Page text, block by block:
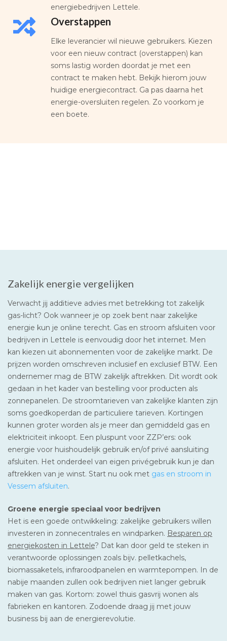
energiebedrijven Lettele.
Overstappen
Elke leverancier wil nieuwe gebruikers. Kiezen
voor een nieuw contract (overstappen) kan
soms lastig worden doordat je met een
contract te maken hebt. Bekijk hierom jouw
huidige energiecontract. Ga pas daarna het
energie-oversluiten regelen. Zo voorkom je
een boete.
Zakelijk energie vergelijken
Verwacht jij additieve advies met betrekking tot zakelijk
gas-licht? Ook wanneer je op zoek bent naar zakelijke
energie kun je online terecht. Gas en stroom afsluiten voor
bedrijven in Lettele is eenvoudig door het internet. Men
kan kiezen uit abonnementen voor de zakelijke markt. De
prijzen worden omschreven inclusief en exclusief BTW. Een
ondernemer mag de BTW zakelijk aftrekken. Dit wordt ook
gedaan in het kader van bestelling voor producten als
zonnepanelen. De stroomtarieven van zakelijke klanten zijn
soms goedkoperdan de particuliere tarieven. Kortingen
kunnen groter worden als je meer dan gemiddeld gas en
elektriciteit inkoopt. Een pluspunt voor ZZP’ers: ook
energie voor huishoudelijk gebruik en/of privé aansluiting
afsluiten. Het onderdeel van eigen privégebruik kun je dan
aftrekken van je winst. Start nu ook met gas en stroom in
Vessem afsluiten.
Groene energie speciaal voor bedrijven
Het is een goede ontwikkeling: zakelijke gebruikers willen
investeren in zonnecentrales en windparken. Besparen op
energiekosten in Lettele? Dat kan door geld te steken in
verantwoorde oplossingen zoals bijv. pelletkachels,
biomassaketels, infraroodpanelen en warmtepompen. In de
nabije maanden zullen ook bedrijven niet langer gebruik
maken van gas. Kortom: zowel thuis gasvrij wonen als
fabrieken en kantoren. Zodoende draag jij met jouw
business bij aan de energierevolutie.